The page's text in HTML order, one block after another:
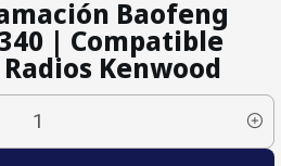
Baofeng
| Compatible
Kenwood